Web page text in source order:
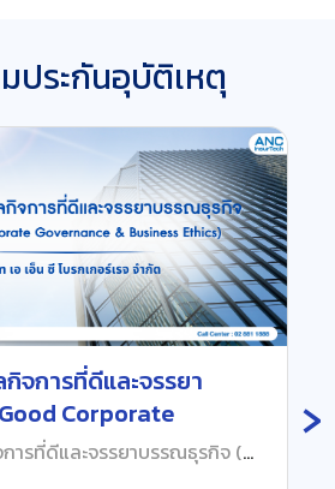
ประกันอุบัติเหตุ
จการที่ดีและจรรยา
Corporate
Business Ethics)
การกำกับดูแลกิจการที่ดีและจรรยาบรรณธุรกิจ (Good Corporate Governance & Business Ethics) บริษัท เอ เอ็น ซี โบรกเกอร์เรจ จำกัด ที่ บริษัท เอ เอ็น ซี โบรกเกอร์เรจ จำกัด เรามีความมุ่งมั่นอย่างแรงกล้าในการขับเคลื่อนองค์กรให้เติบโตอย่างยั่งยืน โดยยึดถือ “การกำกับดูแลกิจการที่ดี” เป็นหัวใจสำคัญในการดำเนินงาน เพื่อสร้างความเชื่อมั่นต่อผู้มีส่วนได้เสียทุกฝ่าย และเสริมสร้างวัฒนธรรมองค์กรที่ตั้งอยู่บนพื้นฐานของความโปร่งใส มีคุณธรรม และจริยธรรมทางธุรกิจ เราเชื่อมั่นว่าการบริหารจัดการที่ดีไม่ได้เป็นเพียงข้อบังคับทางกฎหมาย แต่เป็นรากฐานสำคัญที่จะนำพาองค์กรไปสู่เป้าหมาย พร้อมรักษาภาพลักษณ์การเป็น “ที่ปรึกษาด้านประกันภัยที่ไว้วางใจได้” อย่างแท้จริง วิสัยทัศน์และค่านิยมองค์กร เรามุ่งมั่นสู่การเป็น ผู้นำด้านเทคโนโลยีและแพลตฟอร์มสำหรับนายหน้าประกันภัย โดยมีค่านิยมหลักคือ “รวดเร็ว ใส่ใจไฮเทค” เพื่อส่งมอบบริการที่เหนือความคาดหมายและสร้างความพึงพอใจสูงสุดให้กับลูกค้าและพันธมิตรหลักการปฏิบัติที่สำคัญ นโยบายการกำกับดูแลกิจการของเราครอบคลุมแนวทางปฏิบัติที่เป็นสากล อาทิ:• ความรับผิดชอบ (Accountability): คณะกรรมการและผู้บริหารพร้อมรับผิดต่อผลการตัดสินใจและการดำเนินงาน• ความเป็นธรรม (Equitable Treatment): ปฏิบัติหน้าที่โดยปราศจากอคติ และคำนึงถึงผลประโยชน์ของผู้มีส่วนได้เสียทุกกลุ่มอย่างเท่าเทียม• มาตรฐานจริยธรรมสูง (High Ethical Standards): ยึดถือความซื่อสัตย์สุจริตและการปฏิบัติตามกฎหมาย คปภ. อย่างเคร่งครัด• การต่อต้านคอร์รัปชัน: ยึดหลัก “Zero Tolerance” ต่อการทุจริตทุกรูปแบบ และมีนโยบายการรับ-ให้ของขวัญที่ชัดเจน ท่านสามารถศึกษาข้อมูลและแนวทางปฏิบัติโดยละเอียด เพื่อร่วมเป็นส่วนหนึ่งในการรักษามาตรฐานทางธุรกิจที่โปร่งใสไปกับเรา (คู่มือการกำกับดูแลกิจการที่ดีและจรรยาบรรณธุรกิจ ฉบับปี 2569) หากท่านพบเห็นการปฏิบัติที่ขัดต่อหลักการกำกับดูแลกิจการหรือจรรยาบรรณธุรกิจ ท่านสามารถแจ้งเรื่องร้องเรียนได้ที่: • หน่วยงาน: ฝ่ายกฎหมาย / คณะกรรมการตรวจสอบ • อีเมล: support@ancinsurtech.com • เบอร์ติดต่อ 02-881-1888 ต่อ 2258 • สถานที่ติดต่อ: 126/5 ถนนสิรินธร แขวงบางพลัด เขตบางพลัด กรุงเทพมหานคร 10700 แหล่งอ้างอิง: สำนักงานคณะกรรมการกำกับและส่งเสริมการประกอบธุรกิจประกันภัย เว็บไซต์: https://www.oic.or.th
›